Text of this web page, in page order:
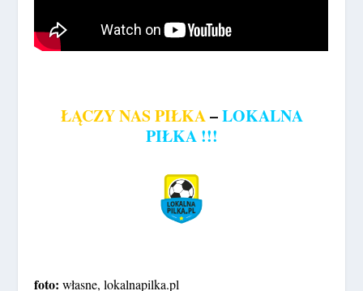
ŁĄCZY NAS PIŁKA–LOKALNA
PIŁKA !!!
foto: własne, lokalnapilka.pl